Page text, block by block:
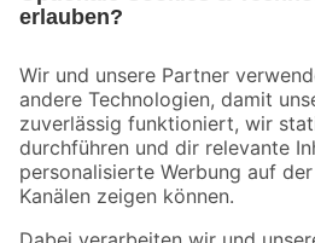
Der toom Newsletter: Keine Angebote und
Zur Newsletter Anmeldung
Folge uns